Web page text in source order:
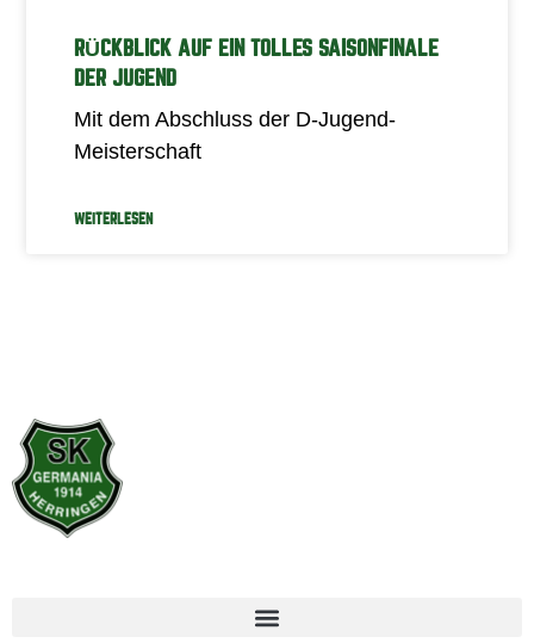
RÜCKBLICK AUF EIN TOLLES SAISONFINALE
DER JUGEND
Mit dem Abschluss der D-Jugend-
Meisterschaft
WEITERLESEN